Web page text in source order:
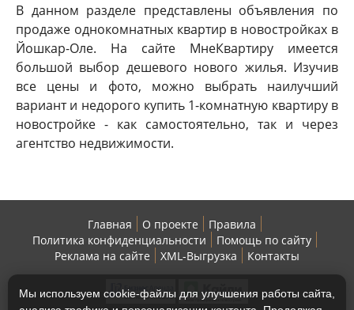
В данном разделе представлены объявления по
продаже однокомнатных квартир в новостройках в
Йошкар-Оле. На сайте МнеКвартиру имеется
большой выбор дешевого нового жилья. Изучив
все цены и фото, можно выбрать наилучший
вариант и недорого купить 1-комнатную квартиру в
новостройке - как самостоятельно, так и через
агентство недвижимости.
Главная О проекте
Правила
Политика конфиденциальности
Помощь по сайту
Реклама на сайте
XML-Выгрузка Контакты
Мы используем cookie-файлы для улучшения работы сайта,